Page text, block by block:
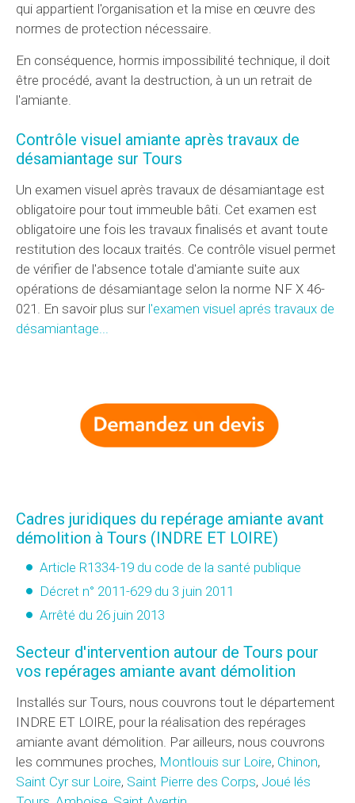
qui appartient l'organisation et la mise en œuvre des
normes de protection nécessaire.
En conséquence, hormis impossibilité technique, il doit
être procédé, avant la destruction, à un un retrait de
l'amiante.
Contrôle visuel amiante après travaux de
désamiantage sur Tours
Un examen visuel après travaux de désamiantage est
obligatoire pour tout immeuble bâti. Cet examen est
obligatoire une fois les travaux finalisés et avant toute
restitution des locaux traités. Ce contrôle visuel permet
de vérifier de l'absence totale d'amiante suite aux
opérations de désamiantage selon la norme NF X 46-
021. En savoir plus sur l'examen visuel aprés travaux de
désamiantage...
Cadres juridiques du repérage amiante avant
démolition à Tours (INDRE ET LOIRE)
Article R1334-19 du code de la santé publique
Décret n° 2011-629 du 3 juin 2011
Arrêté du 26 juin 2013
Secteur d'intervention autour de Tours pour
vos repérages amiante avant démolition
Installés sur Tours, nous couvrons tout le département
INDRE ET LOIRE, pour la réalisation des repérages
amiante avant démolition. Par ailleurs, nous couvrons
les communes proches, Montlouis sur Loire, Chinon,
Saint Cyr sur Loire, Saint Pierre des Corps, Joué lés